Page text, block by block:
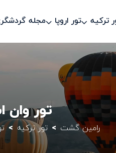
ترکیه تور اروپا مجله
تور وان
رامین گشت تور ترکیه